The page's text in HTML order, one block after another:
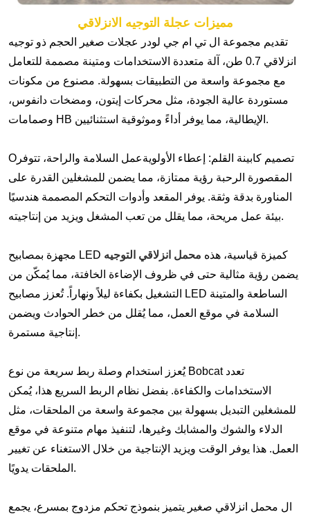
مميزات عجلة التوجيه الانزلاقي
تقديم مجموعة ال تي ام جي لودر عجلات صغير الحجم ذو توجيه
انزلاقي 0.7 طن، آلة متعددة الاستخدامات ومتينة مصممة للتعامل
مع مجموعة واسعة من التطبيقات بسهولة. مصنوع من مكونات
مستوردة عالية الجودة، مثل محركات إيتون، ومضخات دانفوس،
وصمامات HB الإيطالية، مما يوفر أداءً وموثوقية استثنائيين.
O تصميم كابينة القلم: إعطاء الأولويةعمل السلامة والراحة، تتوفر
المقصورة الرحبة رؤية ممتازة، مما يضمن للمشغلين القدرة على
المناورة بدقة وثقة. يوفر المقعد وأدوات التحكم المصممة هندسيًا
بيئة عمل مريحة، مما يقلل من تعب المشغل ويزيد من إنتاجيته.
مجهزة بمصابيح LED كميزة قياسية، هذه محمل انزلاقي التوجيه
يضمن رؤية مثالية حتى في ظروف الإضاءة الخافتة، مما يُمكّن من
التشغيل بكفاءة ليلاً ونهاراً. تُعزز مصابيح LED الساطعة والمتينة
السلامة في موقع العمل، مما يُقلل من خطر الحوادث ويضمن
إنتاجية مستمرة.
يُعزز استخدام وصلة ربط سريعة من نوع Bobcat تعدد
الاستخدامات والكفاءة. بفضل نظام الربط السريع هذا، يُمكن
للمشغلين التبديل بسهولة بين مجموعة واسعة من الملحقات، مثل
الدلاء والشوك والمشابك وغيرها، لتنفيذ مهام متنوعة في موقع
العمل. هذا يوفر الوقت ويزيد الإنتاجية من خلال الاستغناء عن تغيير
الملحقات يدويًا.
ال محمل انزلاقي صغير يتميز بنموذج تحكم مزدوج بمسرع، يجمع